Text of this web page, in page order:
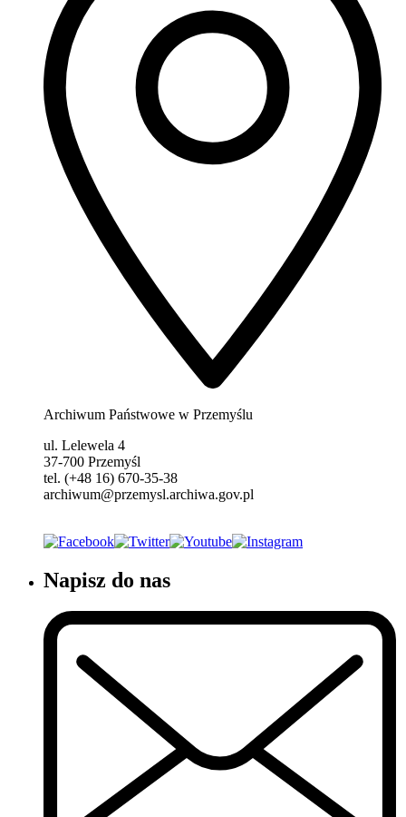
Archiwum Państwowe w Przemyślu
ul. Lelewela 4
37-700 Przemyśl
tel. (+48 16) 670-35-38
archiwum@przemysl.archiwa.gov.pl
Napisz do nas